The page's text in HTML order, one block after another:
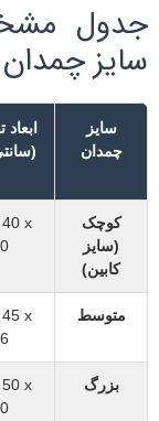
چمدان
چمدان
ابعاد
(سانتی‌متر)
کوچک
(سایز
کابین)
55 x 40 x
متوسط
65 x 45 x
بزرگ
75 x 50 x